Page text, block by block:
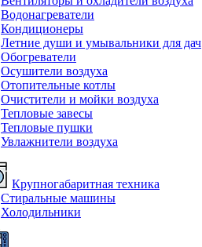
Водонагреватели
Кондиционеры
Летние души и умывальники для дач
Обогреватели
Осушители воздуха
Отопительные котлы
Очистители и мойки воздуха
Тепловые завесы
Тепловые пушки
Увлажнители воздуха
Крупногабаритная техника
Стиральные машины
Холодильники